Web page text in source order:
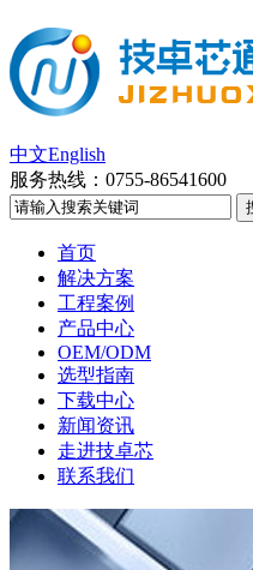
中文English
服务热线： 0755-86541600
首页
解决方案
工程案例
产品中心
OEM/ODM
选型指南
下载中心
新闻资讯
走进技卓芯
联系我们